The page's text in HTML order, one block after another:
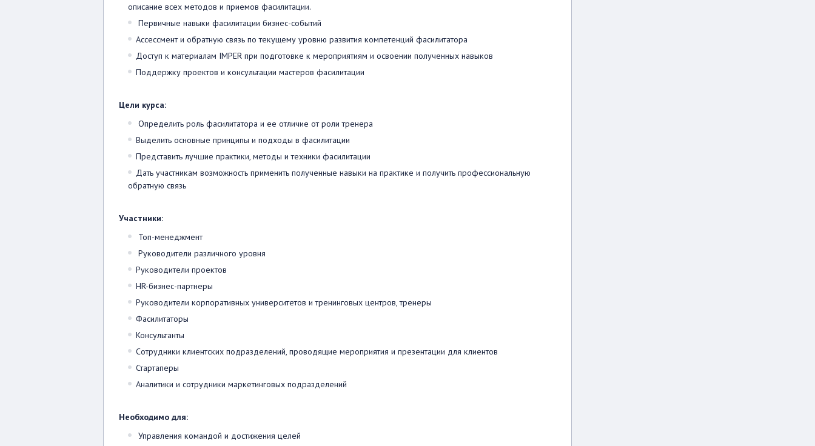
описание всех методов и приемов фасилитации.
Первичные навыки фасилитации бизнес-событий
Ассессмент и обратную связь по текущему уровню развития компетенций фасилитатора
Доступ к материалам IMPER при подготовке к мероприятиям и освоении полученных навыков
Поддержку проектов и консультации мастеров фасилитации
Цели курса:
Определить роль фасилитатора и ее отличие от роли тренера
Выделить основные принципы и подходы в фасилитации
Представить лучшие практики, методы и техники фасилитации
Дать участникам возможность применить полученные навыки на практике и получить профессиональную
обратную связь
Участники:
Топ-менеджмент
Руководители различного уровня
Руководители проектов
HR-бизнес-партнеры
Руководители корпоративных университетов и тренинговых центров, тренеры
Фасилитаторы
Консультанты
Сотрудники клиентских подразделений, проводящие мероприятия и презентации для клиентов
Стартаперы
Аналитики и сотрудники маркетинговых подразделений
Необходимо для:
Управления командой и достижения целей